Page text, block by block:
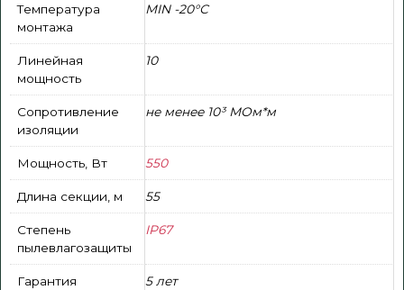
Температура
монтажа
MIN -20°С
Линейная
мощность
10
Сопротивление
изоляции
не менее 10³ МОм*м
Мощность, Вт 550
Длина секции, м 55
Степень
пылевлагозащиты
IP67
Гарантия 5 лет